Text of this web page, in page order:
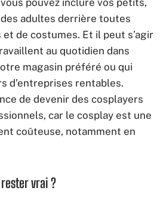
des adultes derrière toutes
de costumes. Et il peut s’agir
au quotidien dans
magasin préféré ou qui
d’entreprises rentables.
de devenir des cosplayers
car le cosplay est une
coûteuse, notamment en
vrai ?